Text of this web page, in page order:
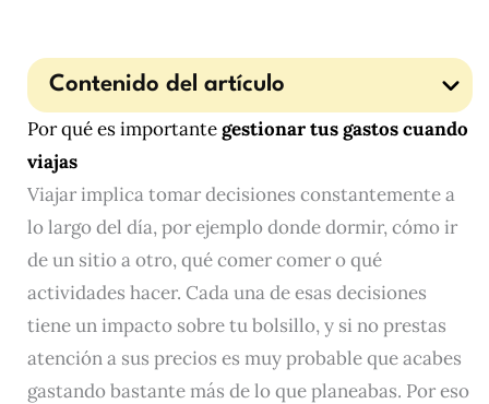
Contenido del artículo
Por qué es importantegestionar tus gastos cuando
viajas
Viajar implica tomar decisiones constantemente a
lo largo del día, por ejemplo donde dormir, cómo ir
de un sitio a otro, qué comer comer o qué
actividades hacer. Cada una de esas decisiones
tiene un impacto sobre tu bolsillo, y si no prestas
atención a sus precios es muy probable que acabes
gastando bastante más de lo que planeabas. Por eso